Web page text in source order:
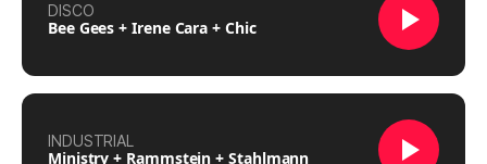
DISCO
Bee Gees + Irene Cara + Chic
INDUSTRIAL
Ministry + Rammstein + Stahlmann